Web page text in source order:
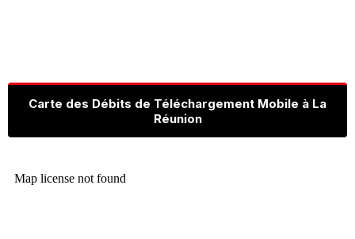
Carte des Débits de Téléchargement Mobile à La
Réunion